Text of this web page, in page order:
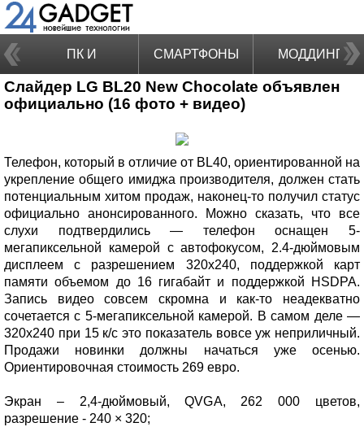
ПК И
НОУТБУКИ
СМАРТФОНЫ МОДДИНГ
Слайдер LG BL20 New Chocolate объявлен
официально (16 фото + видео)
Телефон, который в отличие от BL40, ориентированной на
укрепление общего имиджа производителя, должен стать
потенциальным хитом продаж, наконец-то получил статус
официально анонсированного. Можно сказать, что все
слухи подтвердились — телефон оснащен 5-
мегапиксельной камерой с автофокусом, 2.4-дюймовым
дисплеем с разрешением 320х240, поддержкой карт
памяти объемом до 16 гигабайт и поддержкой HSDPA.
Запись видео совсем скромна и как-то неадекватно
сочетается с 5-мегапиксельной камерой. В самом деле —
320х240 при 15 к/с это показатель вовсе уж неприличный.
Продажи новинки должны начаться уже осенью.
Ориентировочная стоимость 269 евро.
Экран – 2,4-дюймовый, QVGA, 262 000 цветов,
разрешение - 240 × 320;